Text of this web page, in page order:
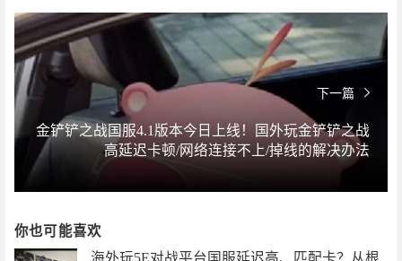
下一篇
金铲铲之战国服4.1版本今日上线！国外玩金铲铲之战
高延迟卡顿/网络连接不上/掉线的解决办法
你也可能喜欢
海外玩5E对战平台国服延迟高、匹配卡？从根